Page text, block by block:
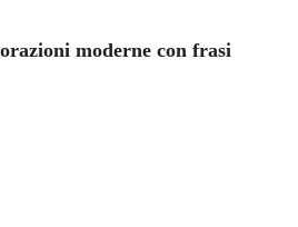
moderne con frasi